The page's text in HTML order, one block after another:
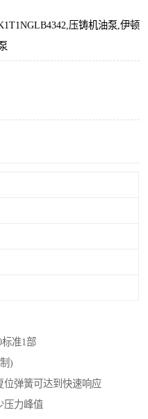
压铸机油泵,伊顿
标准1部
)
位弹簧可达到快速响应
压力峰值